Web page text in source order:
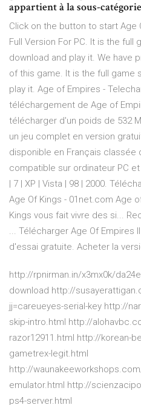
appartient à la sous-
Click on the button to start Age
Full Version For PC. It is the full
download and play it. We have
of this game. It is the full game
play it. Age of Empires -
téléchargement de Age of
télécharger d'un poids de 532
un jeu complet en version
disponible en Français classée
compatible sur ordinateur PC
| 7 | XP | Vista | 98 | 2000.
Age Of Kings - 01net.com Age
Kings vous fait vivre des si...
... Télécharger Age Of Empires
d'essai gratuite. Acheter la
http://rpnirman.in/x3mx0k/
download http://
jj=careueyes-serial-key http://
skip-intro.html http://
razor12911.html http://korean-
gametrex-legit.html
http://
emulator.html http://
ps4-server.html